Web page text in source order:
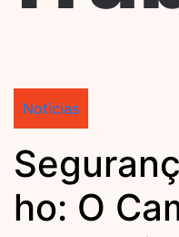
Notícias
ho: O